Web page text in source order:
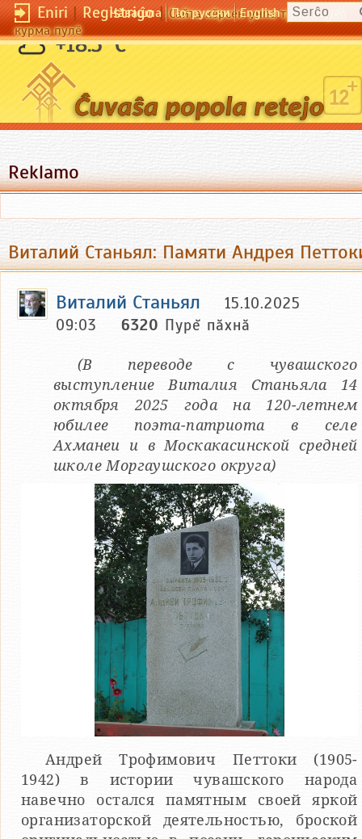
Eniri|Registriĝo|Сайта кӗрсен унпа туллин усӑ
курма пулӗ
Чӑвашла По-русски English
+18.3 °C
Reklamo
Виталий Станьял: Памяти Андрея
Виталий Станьял
15.10.2025
09:03
6320 Пурĕ пăхнă
(В переводе с чувашского
выступление Виталия Станьяла 14
октября 2025 года на 120-летнем
юбилее поэта-патриота в селе
Ахманеи и в Москакасинской средней
школе Моргаушского округа)
Андрей Трофимович Петтоки (1905-
1942) в истории чувашского народа
навечно остался памятным своей яркой
организаторской деятельностью, броской